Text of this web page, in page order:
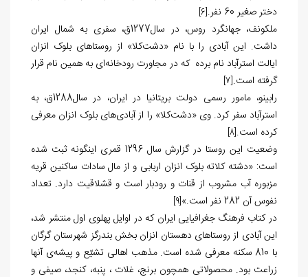
دختر صغیر 60 نفر.
[6]
ملکونف، جهانگرد روس، در سال1277ق، سفری به شمال ایران
داشت. این آبادی را با نام «دشت‏‌کلا» از روستاهای بلوک انزان
ایالت استرآباد نام برده که در مجاورت رودخانه‌‏ای به همین نام قرار
گرفته است.[7]
رابینو، مامور رسمی دولت بریتانیا در ایران، در سال1288ق، به
استرآباد سفر کرد. وی «دشت‏‌کلا» را از آبادی‏‌های بلوک انزان معرفی
کرده است.[8]
وضعیت این روستا در گزارش سال 1296 قمری اینگونه ثبت شده
است: «دشته کلاته بلوک انزان اربابی و از مال سادات ساکنین قریه
مزبوره آب مشروب از قنات و رودبار است و قشلاقیت دارد. تعداد
نفوس آن 282 نفر است.»
[9]
در کتاب فرهنگ جغرافیایی ایران که در اوایل پهلوی اول منتشر شد،
این آبادی از روستاهای دهستان انزان بخش بندرگز شهرستان گرگان
با 810 سکنه معرفی شده ‌است. مذهب اهالی تشیّع و پیشه‌ی آنها
زراعت بود. محصولاتی همچون برنج، غلات ، پنبه، کنجد، صیفی و